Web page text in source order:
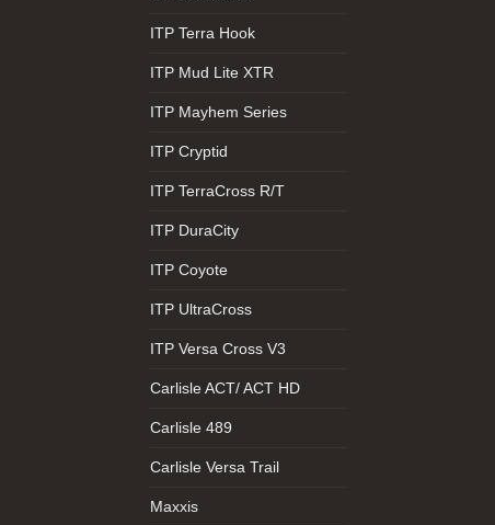
ITP Terra Hook
ITP Mud Lite XTR
ITP Mayhem Series
ITP Cryptid
ITP TerraCross R/T
ITP DuraCity
ITP Coyote
ITP UltraCross
ITP Versa Cross V3
Carlisle ACT/ ACT HD
Carlisle 489
Carlisle Versa Trail
Maxxis